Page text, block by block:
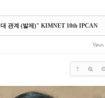
관계 (발제)" KIMNET 10th IPCAN
Views
?